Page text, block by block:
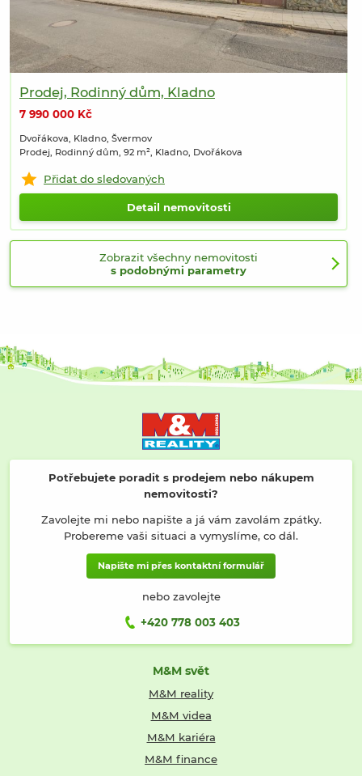
Prodej, Rodinný dům, Kladno
7 990 000 Kč
Dvořákova, Kladno, Švermov
Prodej, Rodinný dům, 92 m², Kladno, Dvořákova
Přidat do sledovaných
Detail nemovitosti
Zobrazit všechny nemovitosti
s podobnými parametry
Potřebujete poradit s prodejem nebo nákupem
nemovitosti?
Zavolejte mi nebo napište a já vám zavolám zpátky.
Probereme vaši situaci a vymyslíme, co dál.
Napište mi přes kontaktní formulář
nebo zavolejte
+420 778 003 403
M&M svět
M&M reality
M&M videa
M&M kariéra
M&M finance